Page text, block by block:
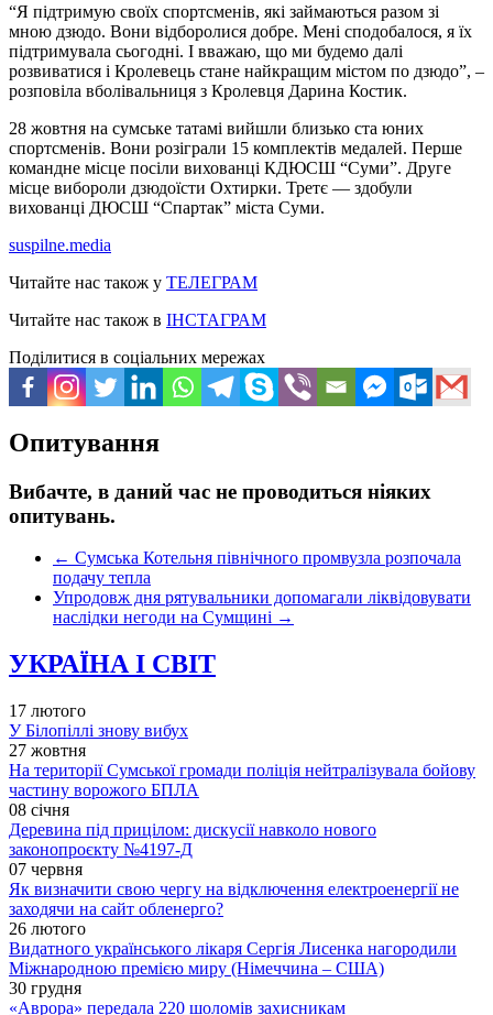
“Я підтримую своїх спортсменів, які займаються разом зі
мною дзюдо. Вони відборолися добре. Мені сподобалося, я їх
підтримувала сьогодні. І вважаю, що ми будемо далі
розвиватися і Кролевець стане найкращим містом по дзюдо”, –
розповіла вболівальниця з Кролевця Дарина Костик.
28 жовтня на сумське татамі вийшли близько ста юних
спортсменів. Вони розіграли 15 комплектів медалей. Перше
командне місце посіли вихованці КДЮСШ “Суми”. Друге
місце вибороли дзюдоїсти Охтирки. Третє — здобули
вихованці ДЮСШ “Спартак” міста Суми.
suspilne.media
Читайте нас також у ТЕЛЕГРАМ
Читайте нас також в ІНСТАГРАМ
Поділитися в соціальних мережах
Опитування
Вибачте, в даний час не проводиться ніяких
опитувань.
← Сумська Котельня північного промвузла розпочала
подачу тепла
Упродовж дня рятувальники допомагали ліквідовувати
наслідки негоди на Сумщині →
УКРАЇНА І СВІТ
17 лютого
У Білопіллі знову вибух
27 жовтня
На території Сумської громади поліція нейтралізувала бойову
частину ворожого БПЛА
08 січня
Деревина під прицілом: дискусії навколо нового
законопроєкту №4197-Д
07 червня
Як визначити свою чергу на відключення електроенергії не
заходячи на сайт обленерго?
26 лютого
Видатного українського лікаря Сергія Лисенка нагородили
Міжнародною премією миру (Німеччина – США)
30 грудня
«Аврора» передала 220 шоломів захисникам